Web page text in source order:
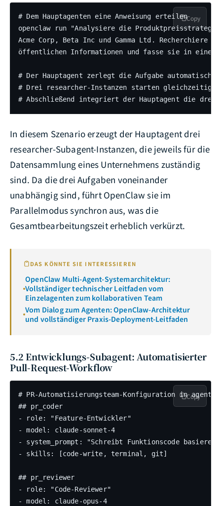
# Dem Hauptagenten eine Anweisung erteilen
openclaw run "Analysiere die
Acme Corp, Beta Inc und Gamma Ltd.
öffentlichen Informationen und fasse sie in einer
# Der Hauptagent zerlegt die Aufgabe automatisch
# Drei researcher-Instanzen starten gleichzeitig,
# Abschließend integriert der Hauptagent die drei
Copy
In diesem Szenario erzeugt der Hauptagent drei
researcher-Subagent-Instanzen, die jeweils für die
Datensammlung eines Unternehmens zuständig
sind. Da die drei Aufgaben voneinander
unabhängig sind, führt OpenClaw sie im
Parallelmodus synchron aus, was die
Gesamtbearbeitungszeit erheblich verkürzt.
DAS KÖNNTE SIE INTERESSIEREN
OpenClaw Multi-Agent-Systemarchitektur:
Vollständiger technischer Leitfaden vom
Einzelagenten zum kollaborativen Team
Vom Dialog zum Agenten: OpenClaw-Architektur
und vollständiger Praxis-Deployment-Leitfaden
5.2 Entwicklungs-Subagent: Automatisierter
Pull-Request-Workflow
# PR-Automatisierungsteam-Konfiguration in
## pr_coder
- role: "Feature-Entwickler"
- model: claude-sonnet-4
- system_prompt: "Schreibt Funktionscode
- skills: [code-write, terminal, git]
## pr_reviewer
- role: "Code-Reviewer"
- model: claude-opus-4
Copy